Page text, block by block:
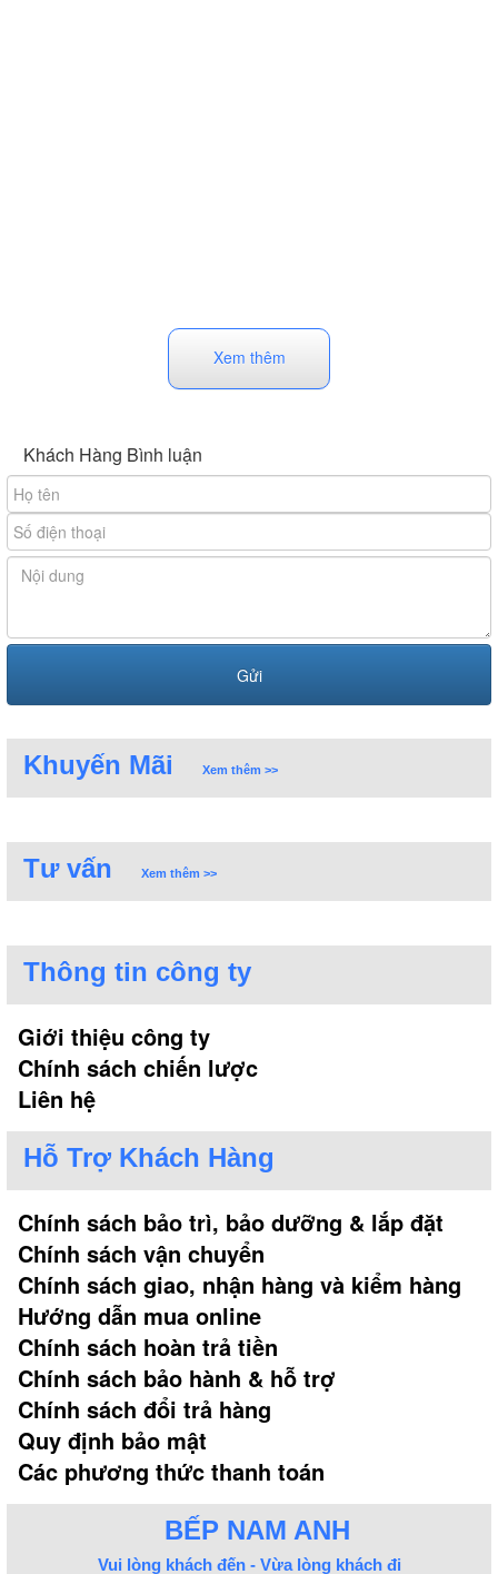
Xem thêm
Khách Hàng Bình luận
Khuyến Mãi Xem thêm >>
Tư vấn Xem thêm >>
Thông tin công ty
Giới thiệu công ty
Chính sách chiến lược
Liên hệ
Hỗ Trợ Khách Hàng
Chính sách bảo trì, bảo dưỡng & lắp đặt
Chính sách vận chuyển
Chính sách giao, nhận hàng và kiểm hàng
Hướng dẫn mua online
Chính sách hoàn trả tiền
Chính sách bảo hành & hỗ trợ
Chính sách đổi trả hàng
Quy định bảo mật
Các phương thức thanh toán
BẾP NAM ANH
Vui lòng khách đến - Vừa lòng khách đi